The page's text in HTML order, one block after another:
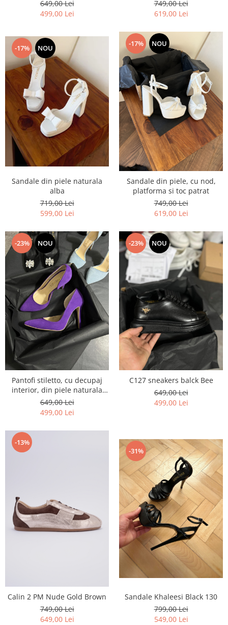
649,00 Lei
499,00 Lei
749,00 Lei
619,00 Lei
-17% NOU
Sandale din piele naturala
alba
719,00 Lei
599,00 Lei
-17% NOU
Sandale din piele, cu nod,
platforma si toc patrat
749,00 Lei
619,00 Lei
-23% NOU
Pantofi stiletto, cu decupaj
interior, din piele naturala
intoarsa mov
649,00 Lei
499,00 Lei
-23% NOU
C127 sneakers balck Bee
649,00 Lei
499,00 Lei
-13%
Calin 2 PM Nude Gold Brown
749,00 Lei
649,00 Lei
-31%
Sandale Khaleesi Black 130
799,00 Lei
549,00 Lei